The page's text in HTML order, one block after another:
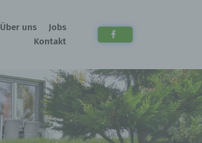
Über uns
Jobs
Kontakt